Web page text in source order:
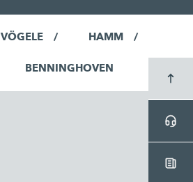
VÖGELE HAMM
BENNINGHOVEN